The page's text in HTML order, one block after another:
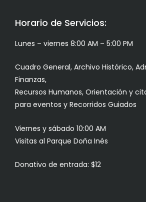
Horario de Servicios:
Lunes – viernes 8:00 AM – 5:00 PM
Cuadro General, Archivo Histórico,
Finanzas,
Recursos Humanos, Orientación y
para eventos y Recorridos Guiados
Viernes y sábado 10:00 AM
Visitas al Parque Doña Inés
Donativo de entrada: $12